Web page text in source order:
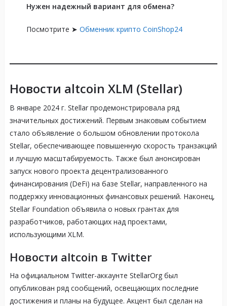
Нужен надежный вариант для обмена?
Посмотрите ➤ Обменник крипто CoinShop24
Новости altcoin XLM (Stellar)
В январе 2024 г. Stellar продемонстрировала ряд
значительных достижений. Первым знаковым событием
стало объявление о большом обновлении протокола
Stellar, обеспечивающее повышенную скорость транзакций
и лучшую масштабируемость. Также был анонсирован
запуск нового проекта децентрализованного
финансирования (DeFi) на базе Stellar, направленного на
поддержку инновационных финансовых решений. Наконец,
Stellar Foundation объявила о новых грантах для
разработчиков, работающих над проектами,
использующими XLM.
Новости altcoin в Twitter
На официальном Twitter-аккаунте StellarOrg был
опубликован ряд сообщений, освещающих последние
достижения и планы на будущее. Акцент был сделан на